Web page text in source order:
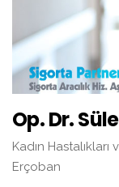
Op. Dr.
Kadın
Erçoban